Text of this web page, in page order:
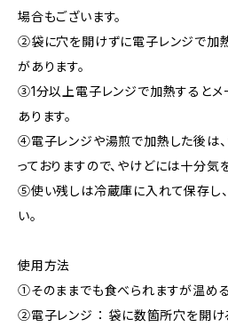
場合もございます。
②袋に穴を開けずに電子レンジで加
があります。
③1分以上電子レンジで加熱するとメ
あります。
④電子レンジや湯煎で加熱した後は、
っておりますので、やけどには十分気
⑤使い残しは冷蔵庫に入れて保存し
い。
使用方法
①そのままでも食べられますが温める
②電子レンジ ： 袋に数箇所穴を開け